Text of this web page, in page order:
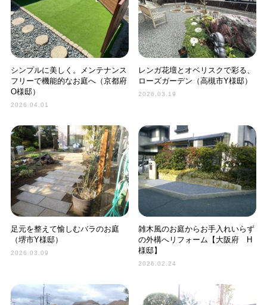
シンプルに美しく。メンテナンス
フリーで機能的なお庭へ（京都府
O様邸）
2026.04.01
レンガ花壇とオベリスクで彩る、
ローズガーデン（高槻市Y様邸）
2026.03.19
足元を整えて愉しむバラのお庭
（堺市Y様邸）
2026.03.09
雑木風のお庭からお手入れいらず
の外構へリフォーム【大阪府 H
様邸】
2026.02.24